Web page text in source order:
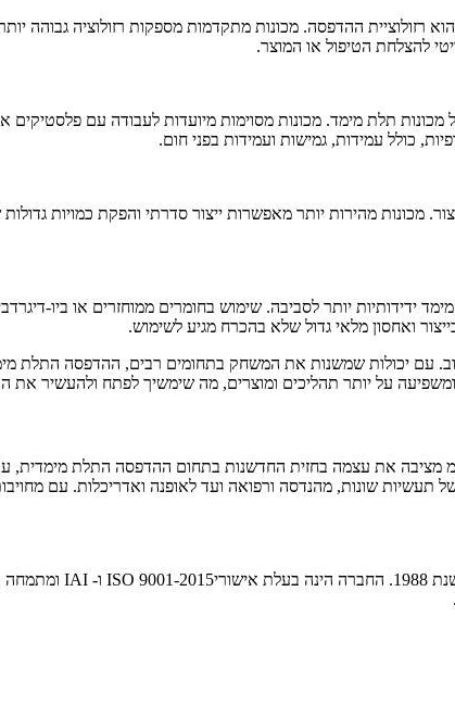
רזולוציית ההדפסה. מכונות מתקדמות מספקות רזולוציה גבוהה
להצלחת הטיפול או המוצר.
תלת מימד. מכונות מסוימות מיועדות לעבודה עם
כולל עמידות, גמישות ועמידות בפני חום.
מכונות מהירות יותר מאפשרות ייצור סדרתי והפקת כמויות
ידידותיות יותר לסביבה. שימוש בחומרים ממוחזרים או ביו-
ואחסון מלאי גדול שלא בהכרח מגיע לשימוש.
עם יכולות שמשנות את המשחק בתחומים רבים, ההדפסה התלת
על יותר תהליכים ומוצרים, מה שימשיך לפתח ולהעשיר את